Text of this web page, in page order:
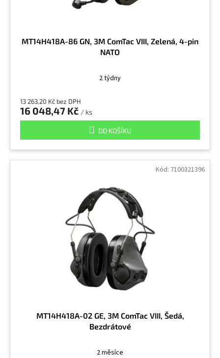
MT14H418A-86 GN, 3M ComTac VIII, Zelená, 4-pin
NATO
2 týdny
13 263,20 Kč bez DPH
16 048,47 Kč / ks
DO KOŠÍKU
MT14H418A-02 GE, 3M ComTac VIII, Šedá,
Bezdrátové
2 měsíce
Kód: 7100321396